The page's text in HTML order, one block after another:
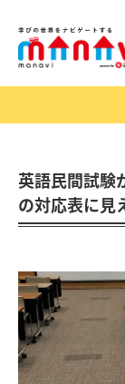
英語民間試験
の対応表に見